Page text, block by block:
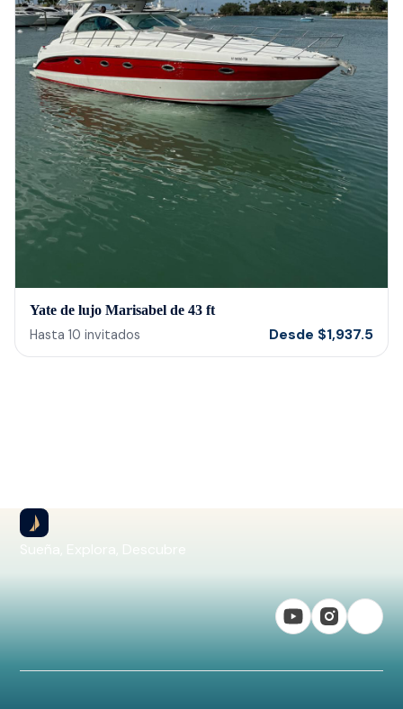
Yate de lujo Marisabel de 43 ft
Hasta 10 invitados Desde $1,937.5